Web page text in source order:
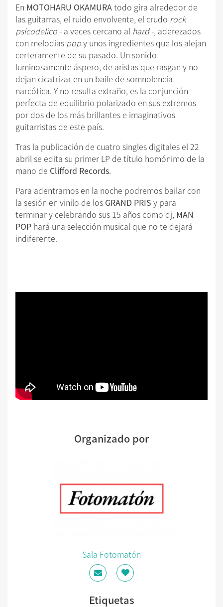
En MOTOHARU OKAMURAtodo gira alrededor de
las guitarras, el ruido envolvente, el crudo rock
psicodelico- a veces cercano al hard-, aderezados
con melodías popy unos ingredientes que los alejan
certeramente de su pasado. Un sonido
luminosamente áspero, de aristas que rasgan y no
dejan cicatrizar en un baile de somnolencia
narcótica. Y no resulta extraño, es la conjunción
perfecta de equilibrio polarizado en sus extremos
por dos de los más brillantes e imaginativos
guitarristas de este país.
Tras la publicación de cuatro singles digitales el 22
abril se edita su primer LP de título homónimo de la
mano de Clifford Records.
Para adentrarnos en la noche podremos bailar con
la sesión en vinilo de los GRAND PRIS y para
terminar y celebrando sus 15 años como dj, MAN
POP hará una selección musical que no te dejará
indiferente.
Organizado por
Sala Fotomatón
Etiquetas